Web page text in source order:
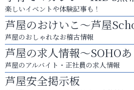
楽しいイベントや体験記事も！
芦屋のおけいこ～芦屋
芦屋のおしゃれなお稽古情報
芦屋の求人情報～SOHO
芦屋のアルバイト・正社員の求人情報
芦屋安全掲示板